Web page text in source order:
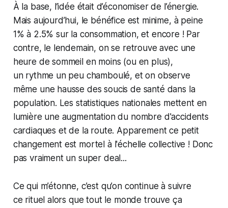
À la base, l’idée était d’économiser de l’énergie.
Mais aujourd’hui, le bénéfice est minime, à peine
1% à 2.5% sur la consommation, et encore ! Par
contre, le lendemain, on se retrouve avec une
heure de sommeil en moins (ou en plus),
un rythme un peu chamboulé, et on observe
même une hausse des soucis de santé dans la
population. Les statistiques nationales mettent en
lumière une augmentation du nombre d'accidents
cardiaques et de la route. Apparement ce petit
changement est mortel à l'échelle collective ! Donc
pas vraiment un super deal...
Ce qui m’étonne, c’est qu’on continue à suivre
ce rituel alors que tout le monde trouve ça